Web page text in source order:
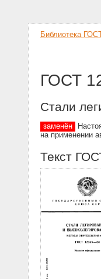
Библиотека
ГОСТ
Стали
заменён
на применении
Текст